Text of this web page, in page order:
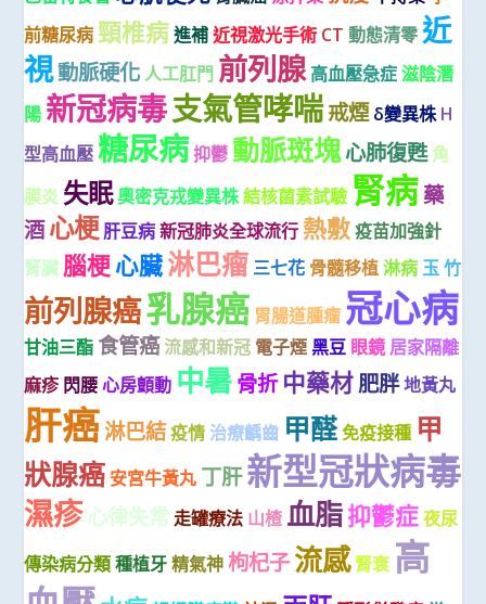
前糖尿病 頸椎病 進補 近視激光手術 CT 動態清零 近
視動脈硬化 人工肛門 前列腺 高血壓急症 滋陰潛
陽 新冠病毒支氣管哮喘戒煙 δ變異株 H
型高血壓 糖尿病抑鬱 動脈斑塊心肺復甦 角
膜炎 失眠奧密克戎變異株結核菌素試驗 腎病藥
酒心梗 肝豆病 新冠肺炎全球流行 熱敷 疫苗加強針
腎臟 腦梗心臟淋巴瘤 三七花 骨髓移植 淋病 玉 竹
前列腺癌乳腺癌 胃腸道腫瘤 冠心病
甘油三酯 食管癌 流感和新冠 電子煙 黑豆 眼鏡 居家隔離
麻疹 閃腰 心房顫動 中暑骨折 中藥材肥胖地黃丸
肝癌淋巴結疫情 治療齲齒 甲醛免疫接種 甲
狀腺癌 安宮牛黃丸 丁肝新型冠狀病毒
濕疹心律失常 走罐療法 山楂 血脂抑鬱症 夜尿
傳染病分類 種植牙 精氣神 枸杞子流感 腎衰 高